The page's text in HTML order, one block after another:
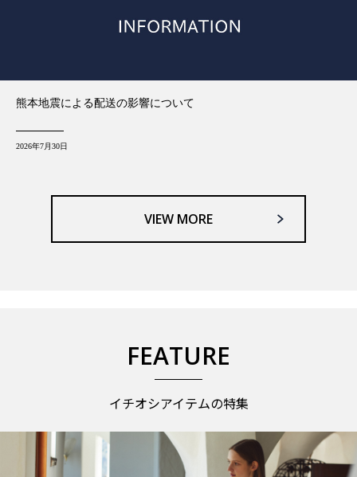
熊本地震による配送の影響について
2026年7月30日
VIEW MORE
FEATURE
イチオシアイテムの特集